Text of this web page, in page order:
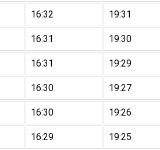
16:32 19:31
16:31 19:30
16:31 19:29
16:30 19:27
16:30 19:26
16:29 19:25